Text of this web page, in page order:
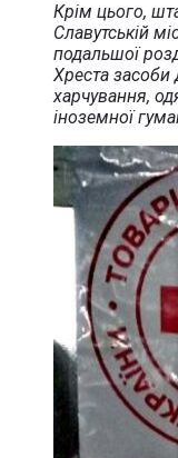
Крім цього,
Славутській
подальшої
Хреста засоби
харчування,
іноземної